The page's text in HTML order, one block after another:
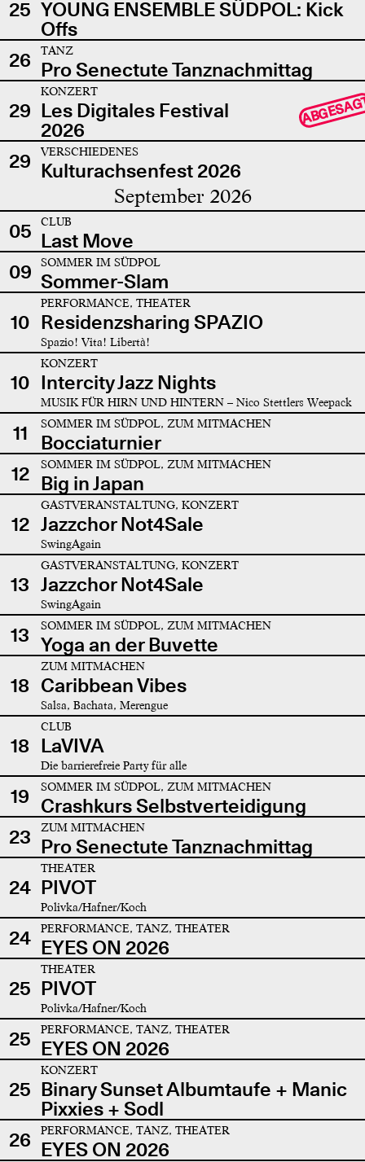
25 YOUNG ENSEMBLE SÜDPOL: Kick
Offs
26
TANZ
Pro Senectute Tanznachmittag
29
KONZERT
Les Digitales Festival
2026
29 VERSCHIEDENES
Kulturachsenfest 2026
September 2026
05 CLUB
Last Move
09
SOMMER IM SÜDPOL
Sommer-Slam
10
PERFORMANCE, THEATER
Residenzsharing SPAZIO
Spazio! Vita! Libertà!
10
KONZERT
Intercity Jazz Nights
MUSIK FÜR HIRN UND HINTERN – Nico Stettlers Weepack
11 SOMMER IM SÜDPOL, ZUM MITMACHEN
Bocciaturnier
12
SOMMER IM SÜDPOL, ZUM MITMACHEN
Big in Japan
12
GASTVERANSTALTUNG, KONZERT
Jazzchor Not4Sale
SwingAgain
13
GASTVERANSTALTUNG, KONZERT
Jazzchor Not4Sale
SwingAgain
13 SOMMER IM SÜDPOL, ZUM MITMACHEN
Yoga an der Buvette
18
ZUM MITMACHEN
Caribbean Vibes
Salsa, Bachata, Merengue
18
CLUB
LaVIVA
Die barrierefreie Party für alle
19 SOMMER IM SÜDPOL, ZUM MITMACHEN
Crashkurs Selbstverteidigung
23
ZUM MITMACHEN
Pro Senectute Tanznachmittag
24
THEATER
PIVOT
Polivka/Hafner/Koch
24 PERFORMANCE, TANZ, THEATER
EYES ON 2026
25
THEATER
PIVOT
Polivka/Hafner/Koch
25 PERFORMANCE, TANZ, THEATER
EYES ON 2026
25
KONZERT
Binary Sunset Albumtaufe + Manic
Pixxies + Sodl
26
PERFORMANCE, TANZ, THEATER
EYES ON 2026